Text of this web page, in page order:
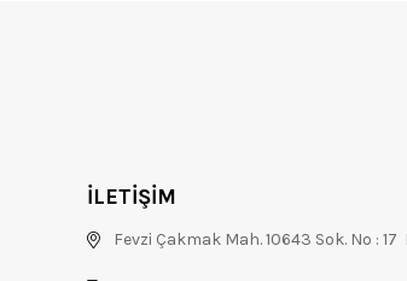
İLETİŞİM
Fevzi Çakmak Mah. 10643 Sok. No : 17